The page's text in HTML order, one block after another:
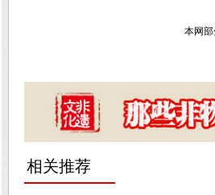
本网
相关推荐